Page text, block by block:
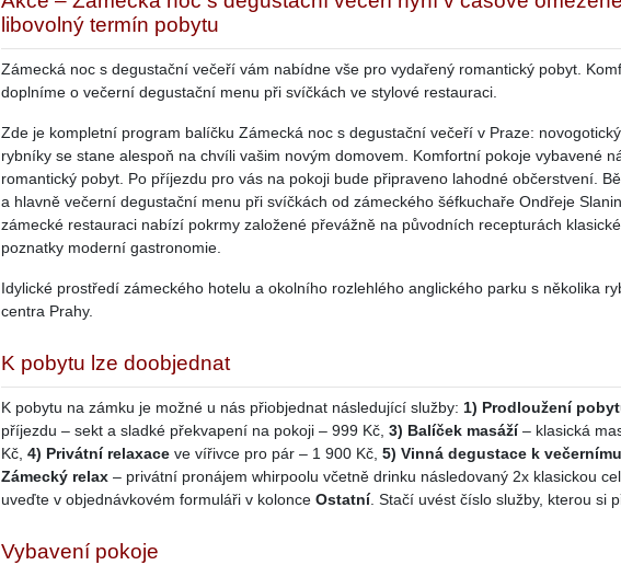
libovolný termín pobytu
Zámecká noc s degustační večeří vám nabídne vše pro vydařený romantický pobyt.
doplníme o večerní degustační menu při svíčkách ve stylové restauraci.
Zde je kompletní program balíčku Zámecká noc s degustační večeří v Praze:
rybníky se stane alespoň na chvíli vašim novým domovem. Komfortní pokoje vybavené
romantický pobyt. Po příjezdu pro vás na pokoji bude připraveno lahodné občerstvení.
a hlavně večerní degustační menu při svíčkách od zámeckého šéfkuchaře Ondřeje
zámecké restauraci nabízí pokrmy založené převážně na původních recepturách
poznatky moderní gastronomie.
Idylické prostředí zámeckého hotelu a okolního rozlehlého anglického parku s několika
centra Prahy.
K pobytu lze doobjednat
K pobytu na zámku je možné u nás přiobjednat následující služby: 1) Prodloužení
příjezdu – sekt a sladké překvapení na pokoji – 999 Kč, 3) Balíček masáží– klasická
Kč, 4) Privátní relaxace ve vířivce pro pár – 1 900 Kč, 5) Vinná degustace k
Zámecký relax – privátní pronájem whirpoolu včetně drinku následovaný 2x klasickou
uveďte v objednávkovém formuláři v kolonce Ostatní. Stačí uvést číslo služby, kterou si
Vybavení pokoje